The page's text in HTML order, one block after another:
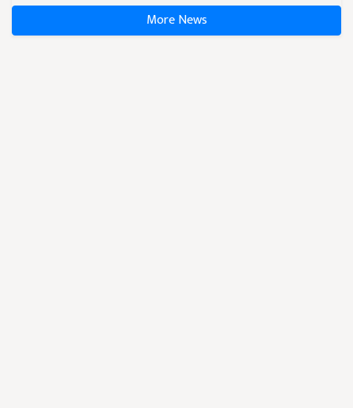
More News